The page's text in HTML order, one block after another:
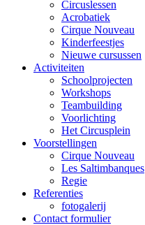
Circuslessen
Acrobatiek
Cirque Nouveau
Kinderfeestjes
Nieuwe cursussen
Activiteiten
Schoolprojecten
Workshops
Teambuilding
Voorlichting
Het Circusplein
Voorstellingen
Cirque Nouveau
Les Saltimbanques
Regie
Referenties
fotogalerij
Contact formulier